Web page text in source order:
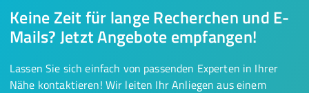
Keine Zeit für lange Recherchen und E-
Mails? Jetzt Angebote empfangen!
Lassen Sie sich einfach von passenden Experten in Ihrer
Nähe kontaktieren! Wir leiten Ihr Anliegen aus einem